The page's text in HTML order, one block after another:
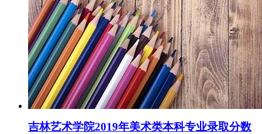
吉林艺术学院2019年美术类本科专业录取分数